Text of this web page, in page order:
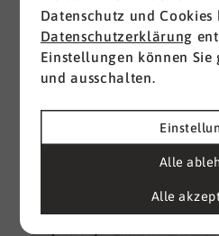
Datenschutz und Cookies
Datenschutzerklärung
Einstellungen können
und ausschalten.
Alle
Alle